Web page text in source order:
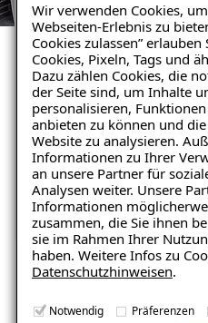
Wir verwenden Cookies,
Webseiten-Erlebnis zu
Cookies zulassen”
Cookies, Pixeln, Tags und
Dazu zählen Cookies, die
der Seite sind, um Inhalte
personalisieren,
anbieten zu können und
Website zu analysieren.
Informationen zu Ihrer
an unsere Partner für
Analysen weiter. Unsere
Informationen
zusammen, die Sie ihnen
sie im Rahmen Ihrer
haben. Weitere Infos zu
Datenschutzhinweisen.
Notwendig Präferenzen
ANSEHEN
Unsere
Kunden im
Oberkirch
Mehr erfahren
Ratgeber
Feuchtigkeit“
– jetzt
herunterladen!
E-Mail eingeben